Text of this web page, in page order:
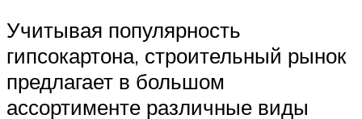
Учитывая популярность
гипсокартона, строительный рынок
предлагает в большом
ассортименте различные виды